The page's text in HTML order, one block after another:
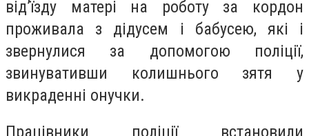
від’їзду матері на роботу за кордон
проживала з дідусем і бабусею, які і
звернулися за допомогою поліції,
звинувативши колишнього зятя у
викраденні онучки.
Працівники поліції встановили